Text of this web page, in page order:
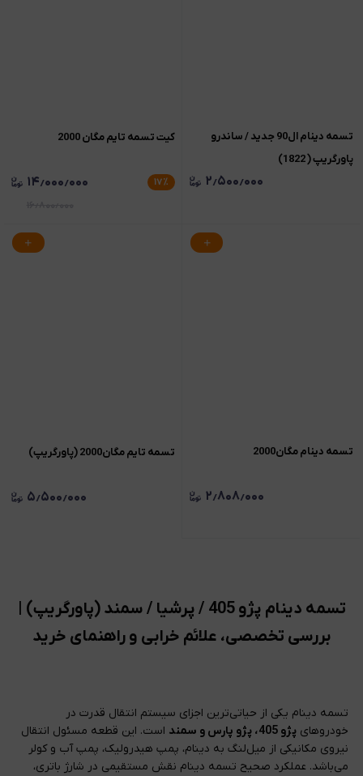
تسمه دینام ال90 جدید / ساندرو
پاورگریپ ( 1822)
۲٫۵۰۰٫۰۰۰
کیت تسمه تایم مگان 2000
۱۷٪ ۱۴٫۰۰۰٫۰۰۰
تسمه دینام مگان2000
۲٫۸۰۸٫۰۰۰
تسمه تايم مگان2000 (پاورگريپ)
۵٫۵۰۰٫۰۰۰
تسمه دینام پژو 405 / پرشیا / سمند (پاورگریپ) |
بررسی تخصصی، علائم خرابی و راهنمای خرید
تسمه دینام یکی از حیاتی‌ترین اجزای سیستم انتقال قدرت در
خودروهای پژو 405، پژو پارس و سمند
است. این قطعه مسئول انتقال
نیروی مکانیکی از میل‌لنگ به دینام، پمپ هیدرولیک، پمپ آب و کولر
می‌باشد. عملکرد صحیح تسمه دینام نقش مستقیمی در شارژ باتری،